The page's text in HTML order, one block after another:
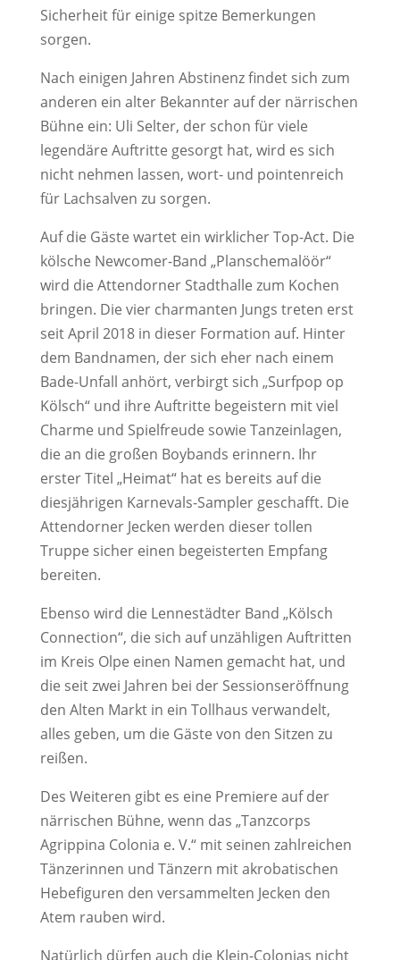
Sicherheit für einige spitze Bemerkungen
sorgen.
Nach einigen Jahren Abstinenz findet sich zum
anderen ein alter Bekannter auf der närrischen
Bühne ein: Uli Selter, der schon für viele
legendäre Auftritte gesorgt hat, wird es sich
nicht nehmen lassen, wort- und pointenreich
für Lachsalven zu sorgen.
Auf die Gäste wartet ein wirklicher Top-Act. Die
kölsche Newcomer-Band „Planschemalöör“
wird die Attendorner Stadthalle zum Kochen
bringen. Die vier charmanten Jungs treten erst
seit April 2018 in dieser Formation auf. Hinter
dem Bandnamen, der sich eher nach einem
Bade-Unfall anhört, verbirgt sich „Surfpop op
Kölsch“ und ihre Auftritte begeistern mit viel
Charme und Spielfreude sowie Tanzeinlagen,
die an die großen Boybands erinnern. Ihr
erster Titel „Heimat“ hat es bereits auf die
diesjährigen Karnevals-Sampler geschafft. Die
Attendorner Jecken werden dieser tollen
Truppe sicher einen begeisterten Empfang
bereiten.
Ebenso wird die Lennestädter Band „Kölsch
Connection“, die sich auf unzähligen Auftritten
im Kreis Olpe einen Namen gemacht hat, und
die seit zwei Jahren bei der Sessionseröffnung
den Alten Markt in ein Tollhaus verwandelt,
alles geben, um die Gäste von den Sitzen zu
reißen.
Des Weiteren gibt es eine Premiere auf der
närrischen Bühne, wenn das „Tanzcorps
Agrippina Colonia e. V.“ mit seinen zahlreichen
Tänzerinnen und Tänzern mit akrobatischen
Hebefiguren den versammelten Jecken den
Atem rauben wird.
Natürlich dürfen auch die Klein-Colonias nicht